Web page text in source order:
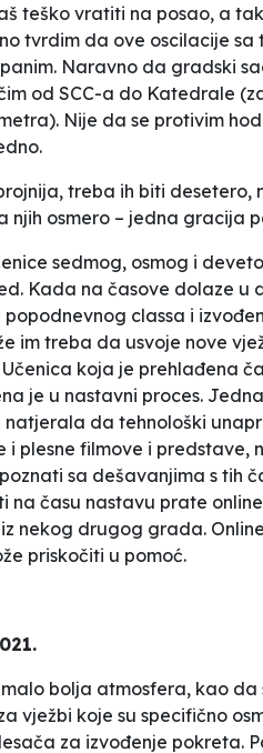
teško vratiti na posao, a
tvrdim da ove oscilacije
Naravno da gradski
od SCC-a do Katedrale
Nije da se protivim
treba ih biti
njih osmero – jedna gracija
sedmog, osmog i
Kada na časove dolaze u
classa i
im treba da usvoje nove
koja je prehlađena
je u nastavni proces.
natjerala da tehnološki
plesne filmove i predstave,
sa dešavanjima s tih
na času nastavu prate
nekog drugog grada.
priskočiti u pomoć.
bolja atmosfera, kao da
vježbi koje su specifično
za izvođenje pokreta.